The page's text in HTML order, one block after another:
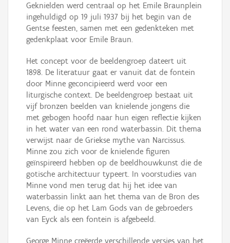
Geknielden werd centraal op het Emile Braunplein
ingehuldigd op 19 juli 1937 bij het begin van de
Gentse feesten, samen met een gedenkteken met
gedenkplaat voor Emile Braun.
Het concept voor de beeldengroep dateert uit
1898. De literatuur gaat er vanuit dat de fontein
door Minne geconcipieerd werd voor een
liturgische context. De beeldengroep bestaat uit
vijf bronzen beelden van knielende jongens die
met gebogen hoofd naar hun eigen reflectie kijken
in het water van een rond waterbassin. Dit thema
verwijst naar de Griekse mythe van Narcissus.
Minne zou zich voor de knielende figuren
geïnspireerd hebben op de beeldhouwkunst die de
gotische architectuur typeert. In voorstudies van
Minne vond men terug dat hij het idee van
waterbassin linkt aan het thema van de Bron des
Levens, die op het Lam Gods van de gebroeders
van Eyck als een fontein is afgebeeld.
George Minne creëerde verschillende versies van het